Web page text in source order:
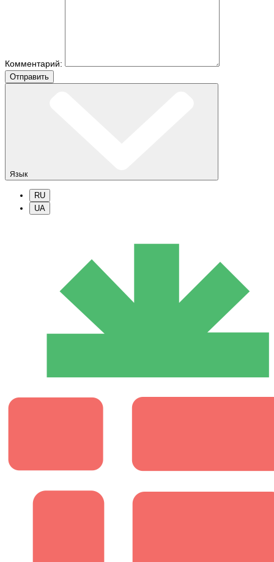
Комментарий:
Отправить
Язык
RU
UA